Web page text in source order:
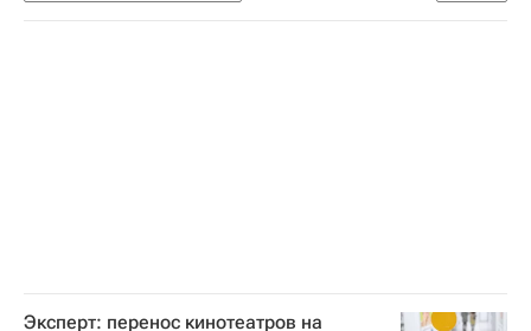
Федеральная служба государственной регистрации, кадастра и картографии (Росреестр)
Эксперт: перенос кинотеатров на